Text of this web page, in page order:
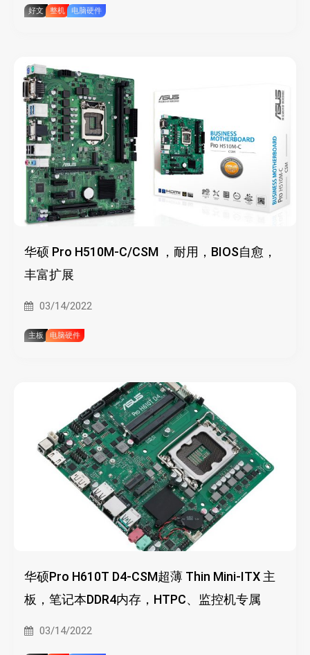
好文 整机 电脑硬件
华硕 Pro H510M-C/CSM ，耐用，BIOS自愈，
丰富扩展
03/14/2022
主板 电脑硬件
华硕Pro H610T D4-CSM超薄 Thin Mini-ITX 主
板，笔记本DDR4内存，HTPC、监控机专属
03/14/2022